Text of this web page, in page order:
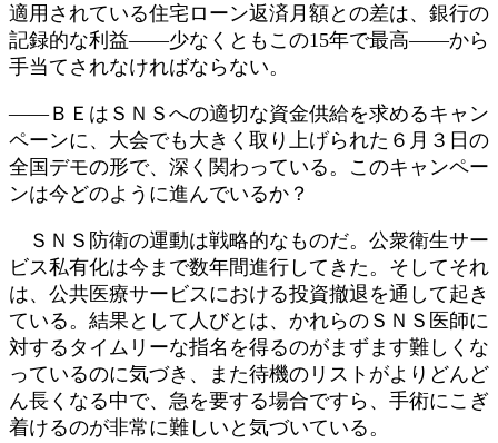
適用されている住宅ローン返済月額との差は、銀行の
記録的な利益――少なくともこの15年で最高――から
手当てされなければならない。
――ＢＥはＳＮＳへの適切な資金供給を求めるキャン
ペーンに、大会でも大きく取り上げられた６月３日の
全国デモの形で、深く関わっている。このキャンペー
ンは今どのように進んでいるか？
ＳＮＳ防衛の運動は戦略的なものだ。公衆衛生サー
ビス私有化は今まで数年間進行してきた。そしてそれ
は、公共医療サービスにおける投資撤退を通して起き
ている。結果として人びとは、かれらのＳＮＳ医師に
対するタイムリーな指名を得るのがまずます難しくな
っているのに気づき、また待機のリストがよりどんど
ん長くなる中で、急を要する場合ですら、手術にこぎ
着けるのが非常に難しいと気づいている。